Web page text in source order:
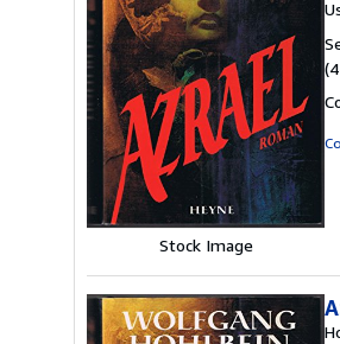
Stock Image